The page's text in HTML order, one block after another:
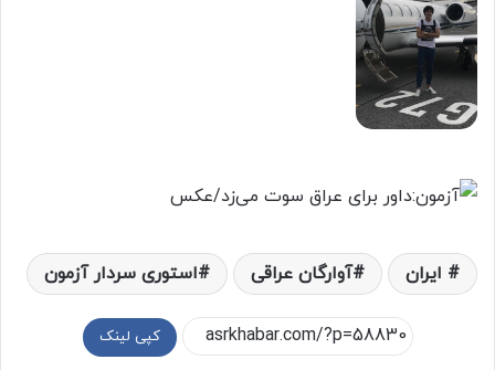
‌ ایران آوارگان عراقی استوری سردار آزمون
کپی لینک